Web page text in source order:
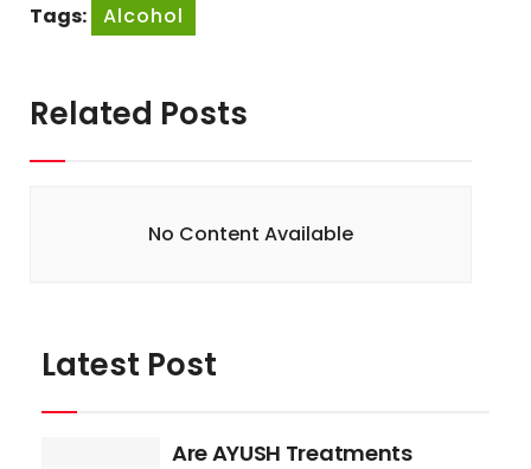
Tags: Alcohol
Related Posts
No Content Available
Latest Post
Are AYUSH Treatments